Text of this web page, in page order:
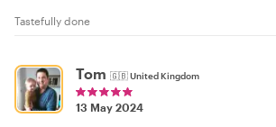
Tastefully done
Tom 🇬🇧United Kingdom
13 May 2024